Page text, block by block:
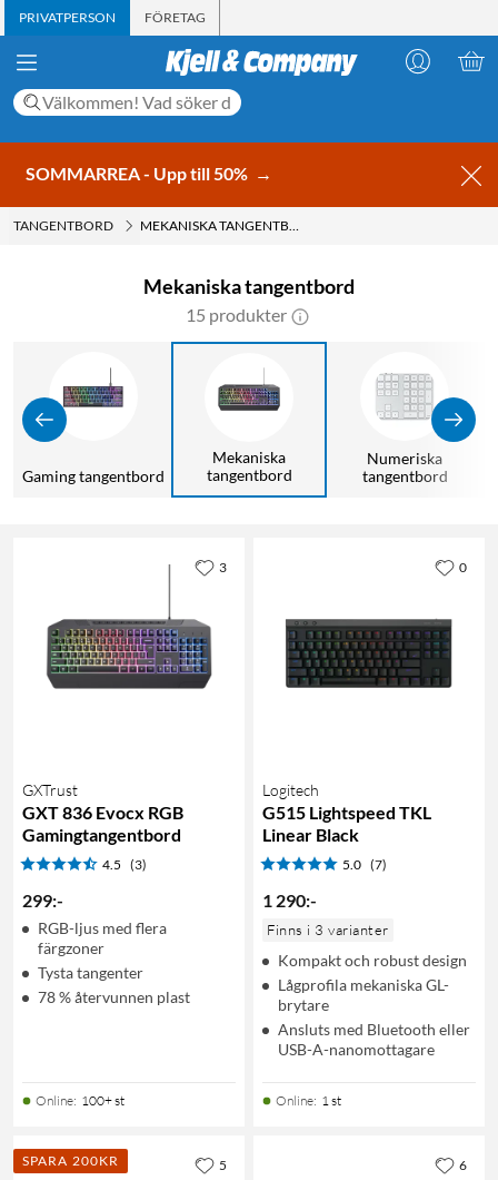
PRIVATPERSON FÖRETAG
SOMMARREA - Upp till 50% →
TANGENTBORD MEKANISKA TANGENTBORD
Mekaniska tangentbord
15 produkter
Gaming tangentbord
Mekaniska
tangentbord
Numeriska
tangentbord
GXTrust
GXT 836 Evocx RGB
Gamingtangentbord
4.5 (3)
299:-
RGB-ljus med flera
färgzoner
Tysta tangenter
78 % återvunnen plast
Online: 100+ st
3
Logitech
G515 Lightspeed TKL
Linear Black
5.0 (7)
1 290:-
Finns i 3 varianter
Kompakt och robust design
Lågprofila mekaniska GL-
brytare
Ansluts med Bluetooth eller
USB-A-nanomottagare
Online: 1 st
0
SPARA 200KR 5 6